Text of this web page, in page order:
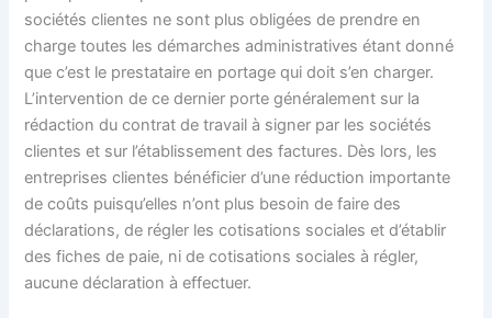
sociétés clientes ne sont plus obligées de prendre en
charge toutes les démarches administratives étant donné
que c’est le prestataire en portage qui doit s’en charger.
L’intervention de ce dernier porte généralement sur la
rédaction du contrat de travail à signer par les sociétés
clientes et sur l’établissement des factures. Dès lors, les
entreprises clientes bénéficier d’une réduction importante
de coûts puisqu’elles n’ont plus besoin de faire des
déclarations, de régler les cotisations sociales et d’établir
des fiches de paie, ni de cotisations sociales à régler,
aucune déclaration à effectuer.